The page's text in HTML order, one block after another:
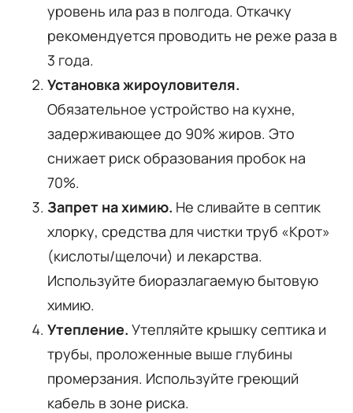
уровень ила раз в полгода. Откачку
рекомендуется проводить не реже раза в
3 года.
Установка жироуловителя.
Обязательное устройство на кухне,
задерживающее до 90% жиров. Это
снижает риск образования пробок на
70%.
Запрет на химию. Не сливайте в септик
хлорку, средства для чистки труб «Крот»
(кислоты/щелочи) и лекарства.
Используйте биоразлагаемую бытовую
химию.
Утепление. Утепляйте крышку септика и
трубы, проложенные выше глубины
промерзания. Используйте греющий
кабель в зоне риска.